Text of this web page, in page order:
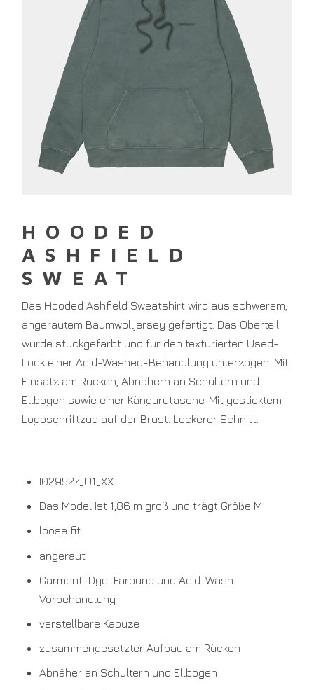
HOODED
ASHFIELD
SWEAT
Das Hooded Ashfield Sweatshirt wird aus schwerem,
angerautem Baumwolljersey gefertigt. Das Oberteil
wurde stückgefärbt und für den texturierten Used-
Look einer Acid-Washed-Behandlung unterzogen. Mit
Einsatz am Rücken, Abnähern an Schultern und
Ellbogen sowie einer Kängurutasche. Mit gesticktem
Logoschriftzug auf der Brust. Lockerer Schnitt.
I029527_U1_XX
Das Model ist 1,86 m groß und trägt Größe M
loose fit
angeraut
Garment-Dye-Färbung und Acid-Wash-
Vorbehandlung
verstellbare Kapuze
zusammengesetzter Aufbau am Rücken
Abnäher an Schultern und Ellbogen